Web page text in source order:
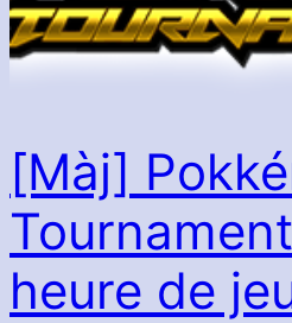
[Màj]
heure de